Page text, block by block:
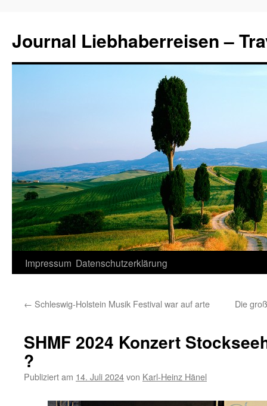
Journal Liebhaberreisen –
Zum
springen
Impressum Datenschutzerklärung
← Schleswig-Holstein Musik Festival war auf arte Die
SHMF 2024 Konzert
?
Publiziert am 14. Juli 2024von Karl-Heinz Hänel